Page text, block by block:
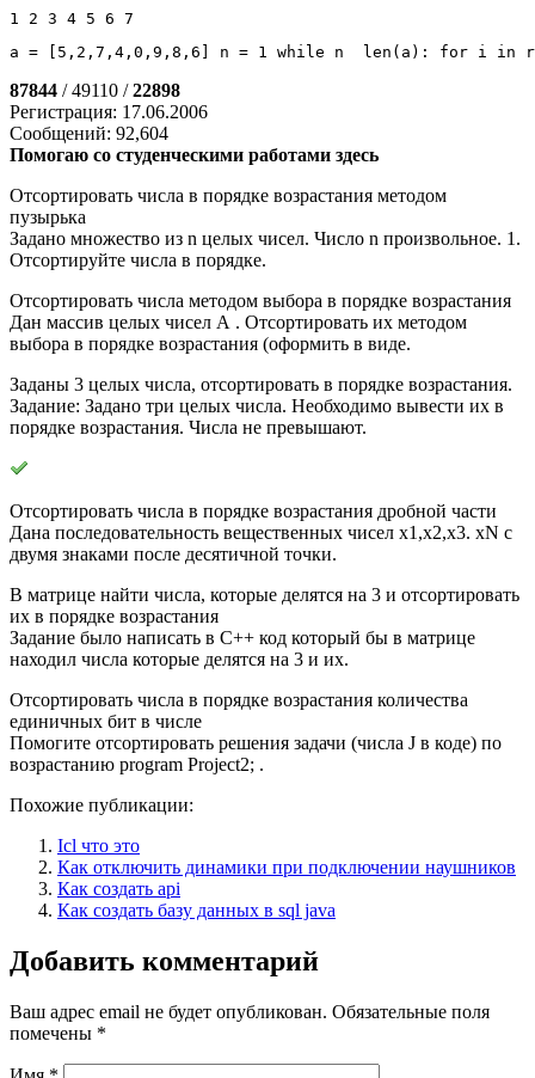
1 2 3 4 5 6 7
a = 5 , 2 , 7 , 4 , 0 , 9 , 8 , 6 n = 1 while n len ( a ) : for i in
87844 / 49110 /22898
Регистрация: 17.06.2006
Сообщений: 92,604
Помогаю со студенческими работами здесь
Отсортировать числа в порядке возрастания методом
пузырька
Задано множество из n целых чисел. Число n произвольное. 1.
Отсортируйте числа в порядке.
Отсортировать числа методом выбора в порядке возрастания
Дан массив целых чисел А . Отсортировать их методом
выбора в порядке возрастания (оформить в виде.
Заданы 3 целых числа, отсортировать в порядке возрастания.
Задание: Задано три целых числа. Необходимо вывести их в
порядке возрастания. Числа не превышают.
Отсортировать числа в порядке возрастания дробной части
Дана последовательность вещественных чисел x1,x2,x3. xN с
двумя знаками после десятичной точки.
В матрице найти числа, которые делятся на 3 и отсортировать
их в порядке возрастания
Задание было написать в С++ код который бы в матрице
находил числа которые делятся на 3 и их.
Отсортировать числа в порядке возрастания количества
единичных бит в числе
Помогите отсортировать решения задачи (числа J в коде) по
возрастанию program Project2; .
Похожие публикации:
Icl что это
Как отключить динамики при подключении наушников
Как создать api
Как создать базу данных в sql java
Добавить комментарий
Ваш адрес email не будет опубликован. Обязательные поля
помечены *